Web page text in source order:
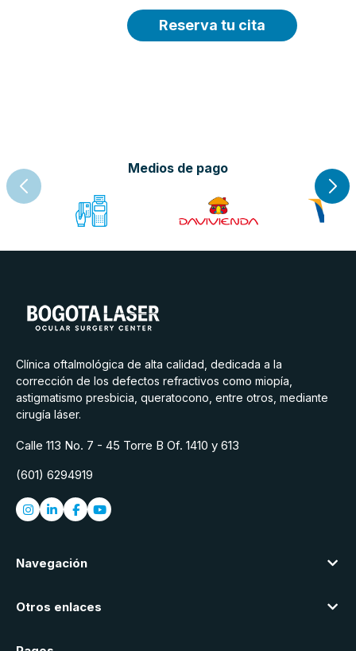
Reserva tu cita
Medios de pago
Clínica oftalmológica de alta calidad, dedicada a la
corrección de los defectos refractivos como miopía,
astigmatismo presbicia, queratocono, entre otros, mediante
cirugía láser.
Calle 113 No. 7 - 45 Torre B Of. 1410 y 613
(601) 6294919
Navegación
Otros enlaces